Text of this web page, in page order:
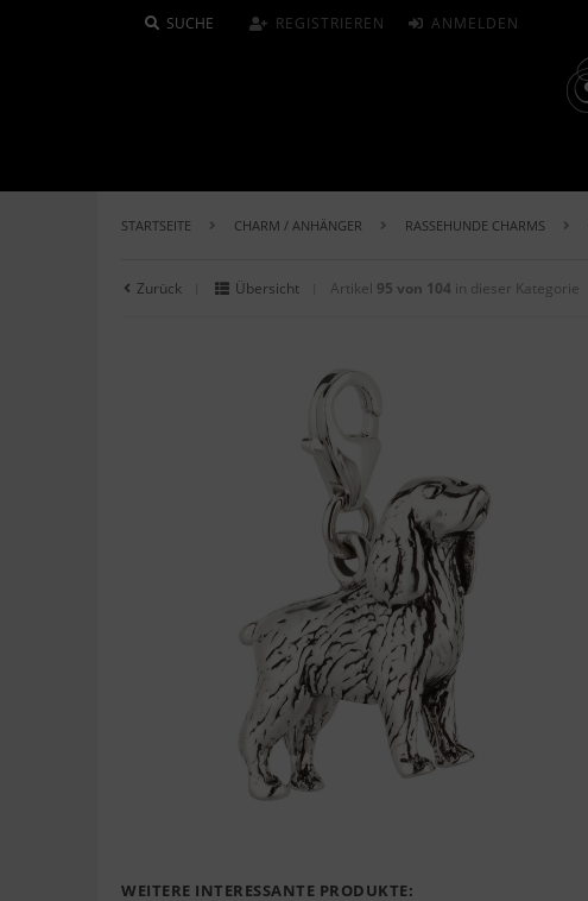
SUCHE REGISTRIEREN ANMELDEN
STARTSEITE CHARM / ANHÄNGER RASSEHUNDE CHARMS
Zurück Übersicht Artikel 95 von 104 in dieser Kategorie
WEITERE INTERESSANTE PRODUKTE: